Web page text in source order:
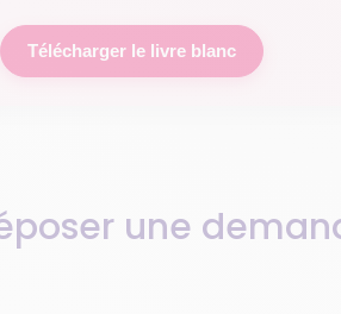
Télécharger le livre blanc
une